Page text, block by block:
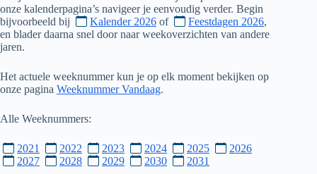
onze kalenderpagina’s navigeer je eenvoudig verder. Begin
bijvoorbeeld bij
Kalender 2026 of Feestdagen 2026,
en blader daarna snel door naar weekoverzichten van andere
jaren.
Het actuele weeknummer kun je op elk moment bekijken op
onze pagina Weeknummer Vandaag.
Alle Weeknummers:
2021 2022 2023 2024 2025
2026
2027
2028 2029 2030 2031